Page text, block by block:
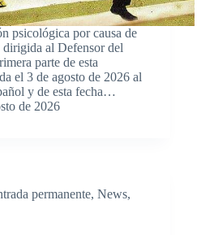
psicológica por causa de
al Defensor del
parte de esta
el 3 de agosto de 2026 al
y de esta fecha…
de 2026
permanente, News,